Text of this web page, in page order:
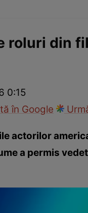
roluri din
0:15
în Google
actorilor
a permis